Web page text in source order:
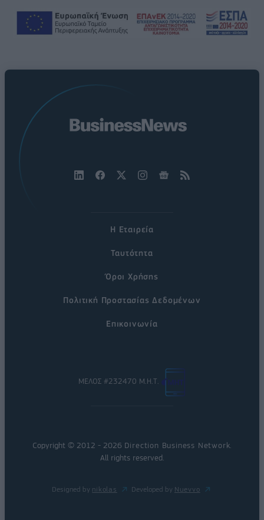
Η Εταιρεία
Ταυτότητα
Όροι Χρήσης
Πολιτική Προστασίας Δεδομένων
Επικοινωνία
ΜΕΛΟΣ #232470 Μ.Η.Τ.
Copyright © 2012 - 2026 Direction Business Network
All rights reserved.
Designed by nikolas Developed by Nuevvo